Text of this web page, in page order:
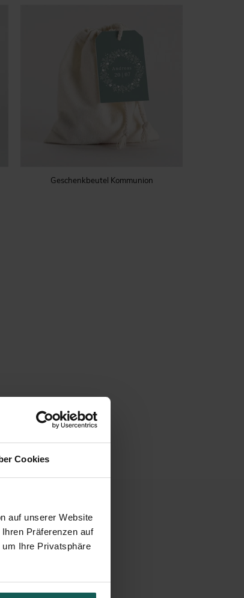
Cookies
auf unserer Website
Präferenzen auf
Ihre Privatsphäre
Geschenkbeutel Kommunion
in goldene